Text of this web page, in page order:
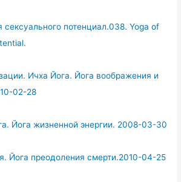
сексуального потенциал.038. Yoga of
Ичха Йога. Йога воображения и
02-28
Йога жизненной энергии. 2008-03-30
Йога преодоления смерти.2010-04-25